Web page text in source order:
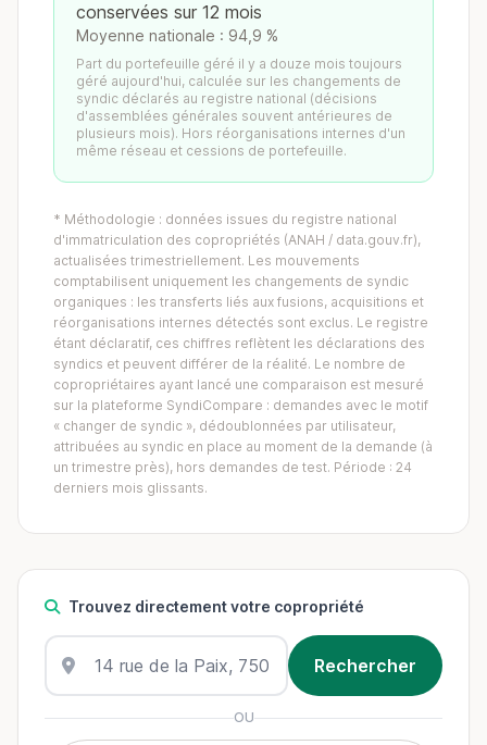
conservées sur 12 mois
Moyenne nationale : 94,9 %
Part du portefeuille géré il y a douze mois toujours
géré aujourd'hui, calculée sur les changements de
syndic déclarés au registre national (décisions
d'assemblées générales souvent antérieures de
plusieurs mois). Hors réorganisations internes d'un
même réseau et cessions de portefeuille.
* Méthodologie : données issues du registre national
d'immatriculation des copropriétés (ANAH / data.gouv.fr),
actualisées trimestriellement. Les mouvements
comptabilisent uniquement les changements de syndic
organiques : les transferts liés aux fusions, acquisitions et
réorganisations internes détectés sont exclus. Le registre
étant déclaratif, ces chiffres reflètent les déclarations des
syndics et peuvent différer de la réalité. Le nombre de
copropriétaires ayant lancé une comparaison est mesuré
sur la plateforme SyndiCompare : demandes avec le motif
« changer de syndic », dédoublonnées par utilisateur,
attribuées au syndic en place au moment de la demande (à
un trimestre près), hors demandes de test. Période : 24
derniers mois glissants.
Trouvez directement votre copropriété
OU